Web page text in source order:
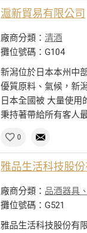
滬新貿易有限公司
廠商分類：清酒
攤位號碼：G104
新潟位於日本本州中
優質原料、氣候，新
日本全國被 大量使
秉持著帶給所有客人
0
雅品生活科技股
廠商分類： 品酒器具
攤位號碼：G521
雅品生活科技股份有